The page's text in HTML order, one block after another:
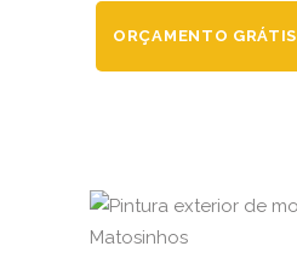
ORÇAMENTO GRÁTIS